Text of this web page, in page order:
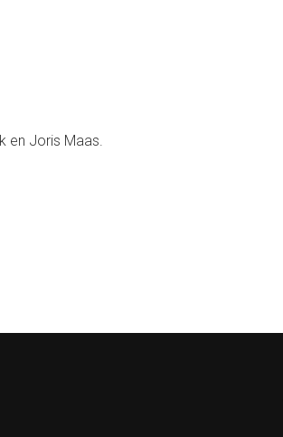
en Joris Maas.